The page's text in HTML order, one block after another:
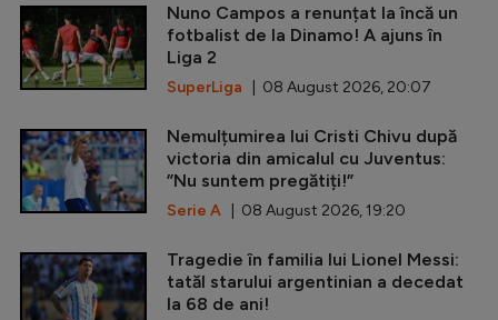
Nuno Campos a renunțat la încă un
fotbalist de la Dinamo! A ajuns în
Liga 2
SuperLiga | 08 August 2026, 20:07
Nemulțumirea lui Cristi Chivu după
victoria din amicalul cu Juventus:
”Nu suntem pregătiți!”
Serie A | 08 August 2026, 19:20
Tragedie în familia lui Lionel Messi:
tatăl starului argentinian a decedat
la 68 de ani!